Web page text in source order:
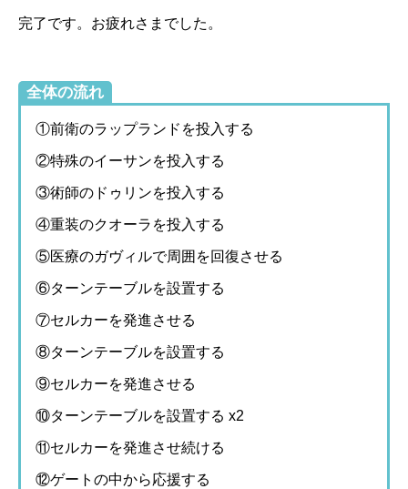
完了です。お疲れさまでした。
全体の流れ
①前衛のラップランドを投入する
②特殊のイーサンを投入する
③術師のドゥリンを投入する
④重装のクオーラを投入する
⑤医療のガヴィルで周囲を回復させる
⑥ターンテーブルを設置する
⑦セルカーを発進させる
⑧ターンテーブルを設置する
⑨セルカーを発進させる
⑩ターンテーブルを設置する x2
⑪セルカーを発進させ続ける
⑫ゲートの中から応援する